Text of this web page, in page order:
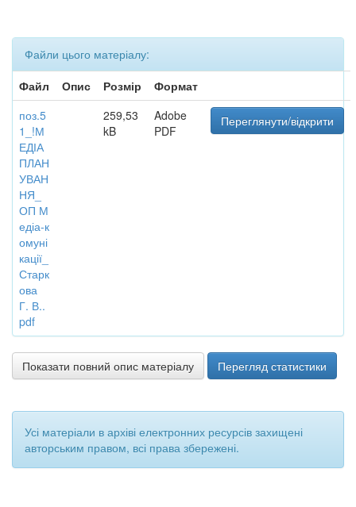
Файли цього матеріалу:
Файл
Опис Розмір
Формат
поз.5
1_!М
ЕДІА
ПЛАН
УВАН
НЯ_
ОП М
едіа-к
омуні
кації_
Старк
ова
Г. В..
pdf
259,53
kB
Adobe
PDF
Переглянути/відкрити
Показати повний опис матеріалу Перегляд статистики
Усі матеріали в архіві електронних ресурсів захищені
авторським правом, всі права збережені.